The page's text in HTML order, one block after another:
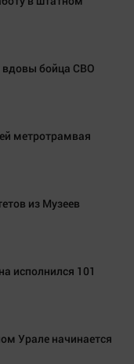
вдовы бойца СВО
метротрамвая
из Музеев
исполнился 101
Урале начинается